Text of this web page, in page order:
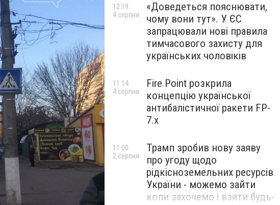
«Доведеться пояснювати,
чому вони тут». У ЄС
запрацювали нові правила
тимчасового захисту для
українських чоловіків
12:19
4 серпня
Fire Point розкрила
концепцію української
антибалістичної ракети FP-
7.x
11:14
4 серпня
Трамп зробив нову заяву
про угоду щодо
рідкісноземельних ресурсів
України - можемо зайти
коли захочемо і взяти будь-
11:00
2 серпня